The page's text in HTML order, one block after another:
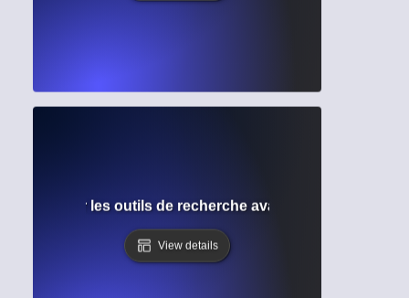
? Maîtriser les outils de recherche avancée dans les
View details